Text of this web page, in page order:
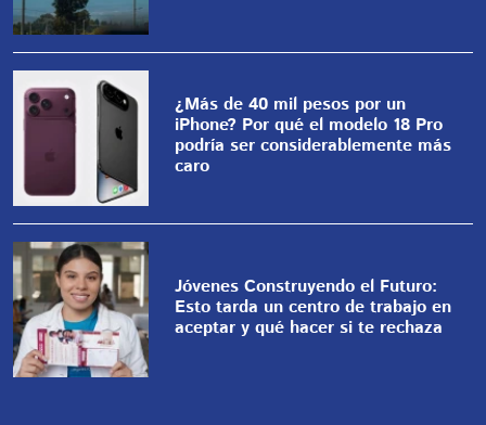
¿Más de 40 mil pesos por un
iPhone? Por qué el modelo 18 Pro
podría ser considerablemente más
caro
Jóvenes Construyendo el Futuro:
Esto tarda un centro de trabajo en
aceptar y qué hacer si te rechaza